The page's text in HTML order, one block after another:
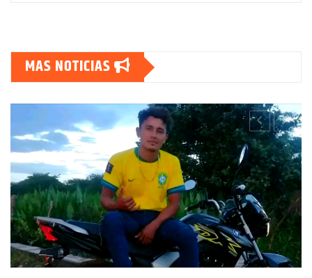
MAS NOTICIAS